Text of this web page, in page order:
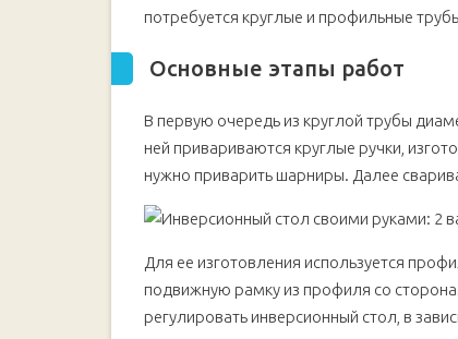
потребуется круглые и профильные
Основные этапы работ
В первую очередь из круглой трубы
ней привариваются круглые ручки,
нужно приварить шарниры. Далее
Для ее изготовления используется
подвижную рамку из профиля со
регулировать инверсионный стол, в